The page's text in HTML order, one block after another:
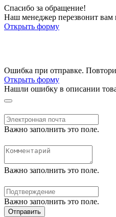
Спасибо за обращение!
Наш менеджер перезвонит вам
Открыть форму
Ошибка при отправке.
Открыть форму
Нашли ошибку в описании
Важно заполнить это поле.
Важно заполнить это поле.
Важно заполнить это поле.
Отправить